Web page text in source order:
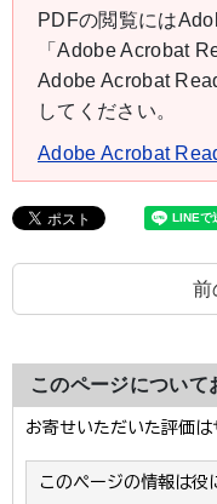
PDFの閲覧には
「Adobe Acrobat
Adobe Acrobat
してください。
Adobe Acrobat
前
このページについて